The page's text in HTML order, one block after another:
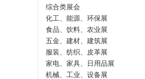
综合类展会
化工、能源、环保展
食品、饮料、农业展
五金、建材、建筑展
服装、纺织、皮革展
家电、家具、日用品展
机械、工业、设备展